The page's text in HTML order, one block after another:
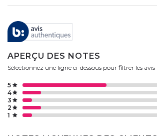
APERÇU DES NOTES
Sélectionnez une ligne ci-dessous pour filtrer les avis
1
2
3
4
5